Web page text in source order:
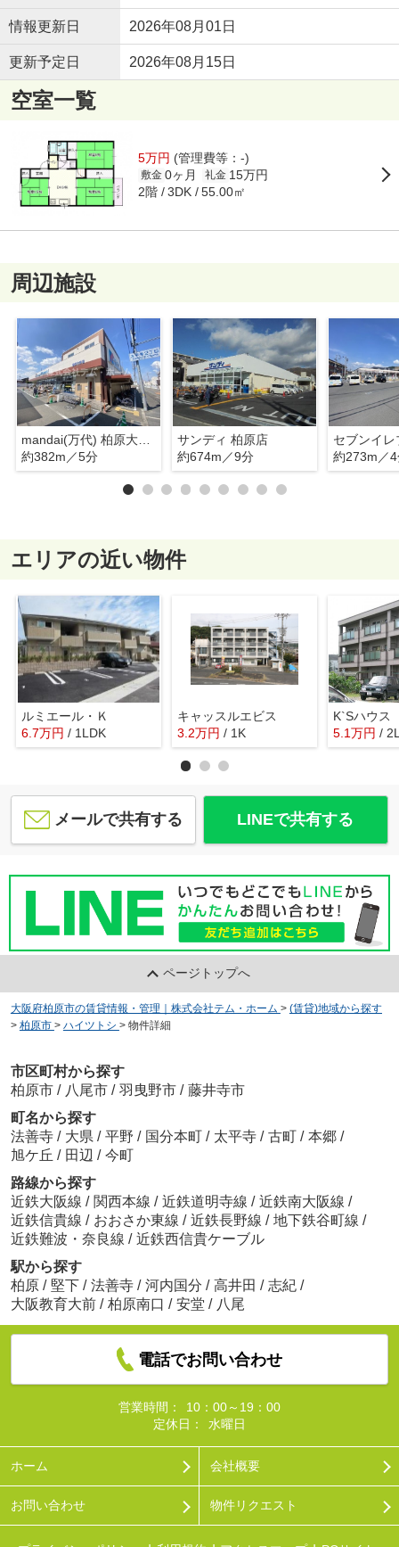
情報更新日 2026年08月01日
更新予定日 2026年08月15日
空室一覧
5万円 (管理費等：-)
敷金 0ヶ月 礼金 15万円
2階 3DK 55.00㎡
周辺施設
mandai(万代) 柏原大県店
約382m／5分
サンディ 柏原店
約674m／9分
約273m／
エリアの近い物件
ルミエール・Ｋ
6.7万円 / 1LDK
キャッスルエビス
3.2万円 / 1K
K`Sハウス
5.1万円 /
メールで共有する LINEで共有する
ページトップへ
大阪府柏原市の賃貸情報・管理｜株式会社テム・ホーム > (賃貸)地域から探す
> 柏原市 > ハイツトシ > 物件詳細
市区町村から探す
柏原市 / 八尾市 / 羽曳野市 / 藤井寺市
町名から探す
法善寺 / 大県 / 平野 / 国分本町 / 太平寺 / 古町 / 本郷 /
旭ケ丘 / 田辺 / 今町
路線から探す
近鉄大阪線 / 関西本線 / 近鉄道明寺線 / 近鉄南大阪線 /
近鉄信貴線 / おおさか東線 / 近鉄長野線 / 地下鉄谷町線 /
近鉄難波・奈良線 / 近鉄西信貴ケーブル
駅から探す
柏原 / 堅下 / 法善寺 / 河内国分 / 高井田 / 志紀 /
大阪教育大前 / 柏原南口 / 安堂 / 八尾
電話でお問い合わせ
営業時間：
10：00～19：00
定休日：
水曜日
ホーム 会社概要
お問い合わせ 物件リクエスト